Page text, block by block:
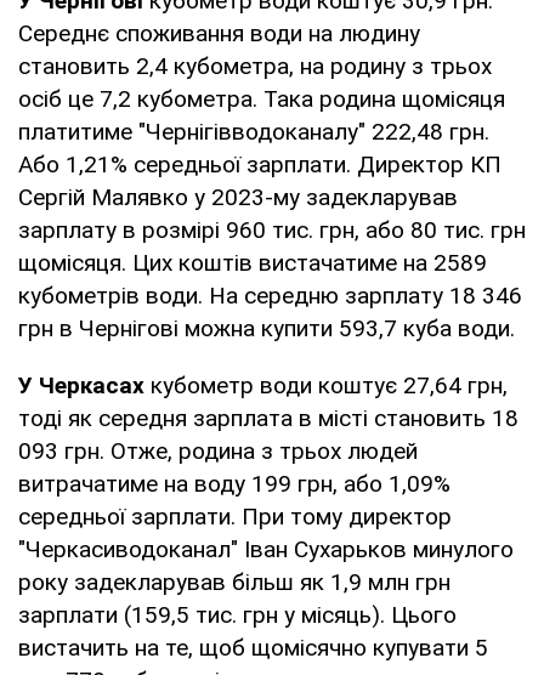
Середнє споживання води на людину
становить 2,4 кубометра, на родину з трьох
осіб це 7,2 кубометра. Така родина щомісяця
платитиме "Чернігівводоканалу" 222,48 грн.
Або 1,21% середньої зарплати. Директор КП
Сергій Малявко у 2023-му задекларував
зарплату в розмірі 960 тис. грн, або 80 тис. грн
щомісяця. Цих коштів вистачатиме на 2589
кубометрів води. На середню зарплату 18 346
грн в Чернігові можна купити 593,7 куба води.
У Черкасах кубометр води коштує 27,64 грн,
тоді як середня зарплата в місті становить 18
093 грн. Отже, родина з трьох людей
витрачатиме на воду 199 грн, або 1,09%
середньої зарплати. При тому директор
"Черкасиводоканал" Іван Сухарьков минулого
року задекларував більш як 1,9 млн грн
зарплати (159,5 тис. грн у місяць). Цього
вистачить на те, щоб щомісячно купувати 5